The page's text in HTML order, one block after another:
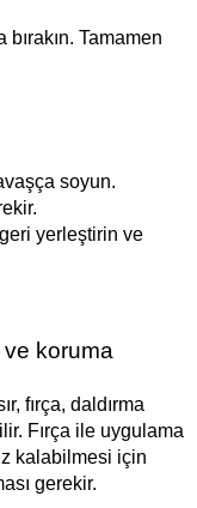
bırakın. Tamamen
soyun.
geri yerleştirin ve
ve koruma
fırça, daldırma
Fırça ile uygulama
kalabilmesi için
gerekir.